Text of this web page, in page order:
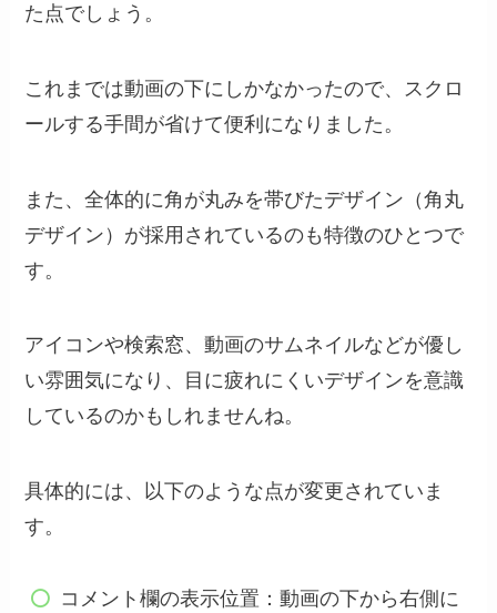
た点でしょう。
これまでは動画の下にしかなかったので、スクロ
ールする手間が省けて便利になりました。
また、全体的に角が丸みを帯びたデザイン（角丸
デザイン）が採用されているのも特徴のひとつで
す。
アイコンや検索窓、動画のサムネイルなどが優し
い雰囲気になり、目に疲れにくいデザインを意識
しているのかもしれませんね。
具体的には、以下のような点が変更されていま
す。
コメント欄の表示位置：動画の下から右側に